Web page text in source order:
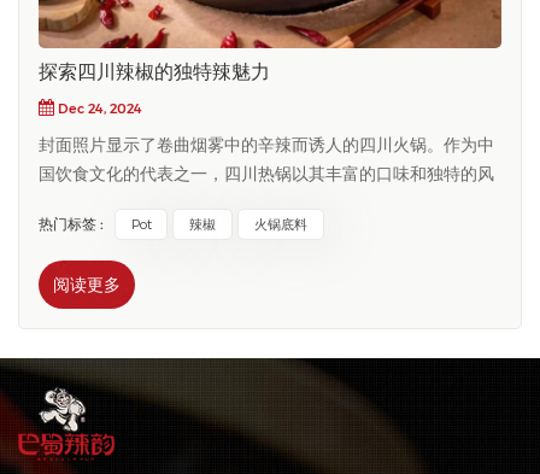
探索四川辣椒的独特辣魅力
Dec 24, 2024
封面照片显示了卷曲烟雾中的辛辣而诱人的四川火锅。作为中
国饮食文化的代表之一，四川热锅以其丰富的口味和独特的风
四川热锅的特征是辛辣和麻木。辛辣是指胡椒的辣味，辛辣是
指辣椒的辣味。作为四川美食的灵魂，胡椒粉使四川热锅具有
独特的风味。它可以通过胡椒刺激舌尖上的神经末梢，从而带
到极端。 四川火锅的底座是其独特风味的关键。基地通常包括
牛牛，胡椒，辣椒，香料和其他成分。牛肉牛是四川火锅中常
用的基地之一。它可以在火锅的底部增加丰富的香气，并与其
他调味料完美融合。黄油的熔化温度较低，一旦将其放入锅
热门标签 : Pot 辣椒 火锅底料
阅读更多